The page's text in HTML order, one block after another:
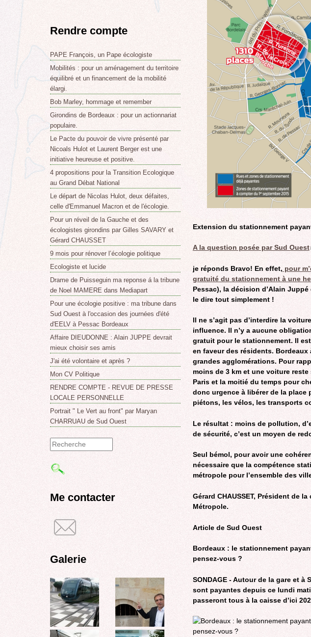
Extension du stationnement
A la question posée par Sud Ouest
je réponds Bravo! En effet, pour
gratuité du stationnement à une
Pessac), la décision d’Alain
le dire tout simplement !
Il ne s’agit pas d’interdire la
influence. Il n’y a aucune
gratuit pour le stationnement. Il
en faveur des résidents.
grandes agglomérations. Pour
moins de 3 km et une voiture
Paris et la moitié du temps pour
donc urgence à libérer de la place
piétons, les vélos, les transports
Le résultat : moins de pollution,
de sécurité, c’est un moyen de
Seul bémol, pour avoir une
nécessaire que la compétence
métropole pour l’ensemble des
Gérard CHAUSSET, Président de
Métropole.
Article de Sud Ouest
Bordeaux : le stationnement
pensez-vous ?
SONDAGE - Autour de la gare et
sont payantes depuis ce lundi
passeront tous à la caisse d’ici
Rendre compte
PAPE François, un Pape écologiste
Mobilités : pour un aménagement du territoire
équilibré et un financement de la mobilité
élargi.
Bob Marley, hommage et remember
Girondins de Bordeaux : pour un actionnariat
populaire.
Le Pacte du pouvoir de vivre présenté par
Nicoals Hulot et Laurent Berger est une
initiative heureuse et positive.
4 propositions pour la Transition Ecologique
au Grand Débat National
Le départ de Nicolas Hulot, deux défaites,
celle d'Emmanuel Macron et de l'écologie.
Pour un réveil de la Gauche et des
écologistes girondins par Gilles SAVARY et
Gérard CHAUSSET
9 mois pour rénover l’écologie politique
Ecologiste et lucide
Drame de Puisseguin ma reponse á la tribune
de Noel MAMERE dans Mediapart
Pour une écologie positive : ma tribune dans
Sud Ouest à l'occasion des journées d'été
d'EELV à Pessac Bordeaux
Affaire DIEUDONNE : Alain JUPPE devrait
mieux choisir ses amis
J'ai été volontaire et après ?
Mon CV Politique
RENDRE COMPTE - REVUE DE PRESSE
LOCALE PERSONNELLE
Portrait " Le Vert au front" par Maryan
CHARRUAU de Sud Ouest
Formulaire
de
Me contacter
Galerie